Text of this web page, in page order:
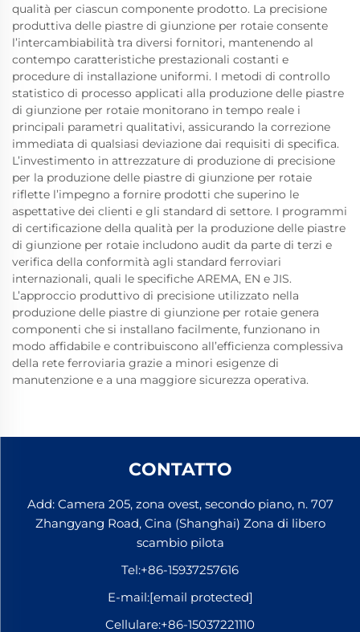
qualità per ciascun componente prodotto. La precisione
produttiva delle piastre di giunzione per rotaie consente
l’intercambiabilità tra diversi fornitori, mantenendo al
contempo caratteristiche prestazionali costanti e
procedure di installazione uniformi. I metodi di controllo
statistico di processo applicati alla produzione delle piastre
di giunzione per rotaie monitorano in tempo reale i
principali parametri qualitativi, assicurando la correzione
immediata di qualsiasi deviazione dai requisiti di specifica.
L’investimento in attrezzature di produzione di precisione
per la produzione delle piastre di giunzione per rotaie
riflette l’impegno a fornire prodotti che superino le
aspettative dei clienti e gli standard di settore. I programmi
di certificazione della qualità per la produzione delle piastre
di giunzione per rotaie includono audit da parte di terzi e
verifica della conformità agli standard ferroviari
internazionali, quali le specifiche AREMA, EN e JIS.
L’approccio produttivo di precisione utilizzato nella
produzione delle piastre di giunzione per rotaie genera
componenti che si installano facilmente, funzionano in
modo affidabile e contribuiscono all’efficienza complessiva
della rete ferroviaria grazie a minori esigenze di
manutenzione e a una maggiore sicurezza operativa.
CONTATTO
Add: Camera 205, zona ovest, secondo piano, n. 707
Zhangyang Road, Cina (Shanghai) Zona di libero
scambio pilota
Tel:+86-15937257616
E-mail:[email protected]
Cellulare:+86-15037221110